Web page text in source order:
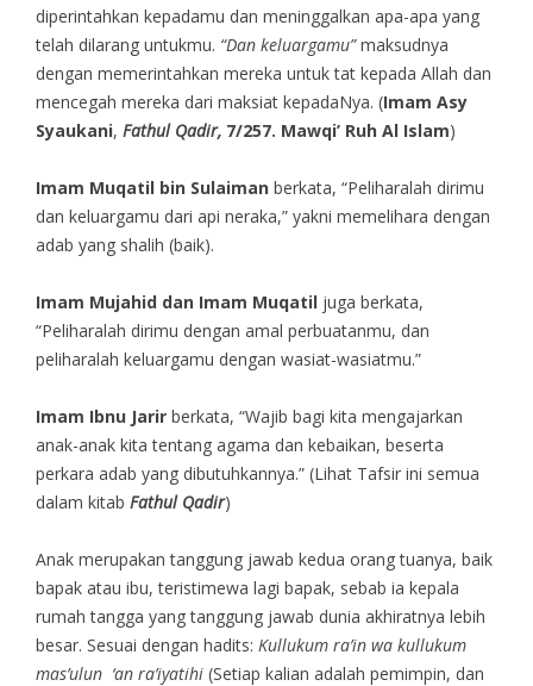
diperintahkan kepadamu dan meninggalkan apa-apa yang
telah dilarang untukmu. “Dan keluargamu”maksudnya
dengan memerintahkan mereka untuk tat kepada Allah dan
mencegah mereka dari maksiat kepadaNya. (Imam Asy
Syaukani, Fathul Qadir,7/257. Mawqi’ Ruh Al Islam)
Imam Muqatil bin Sulaimanberkata, “Peliharalah dirimu
dan keluargamu dari api neraka,” yakni memelihara dengan
adab yang shalih (baik).
Imam Mujahid dan Imam Muqatiljuga berkata,
“Peliharalah dirimu dengan amal perbuatanmu, dan
peliharalah keluargamu dengan wasiat-wasiatmu.”
Imam Ibnu Jarirberkata, “Wajib bagi kita mengajarkan
anak-anak kita tentang agama dan kebaikan, beserta
perkara adab yang dibutuhkannya.” (Lihat Tafsir ini semua
dalam kitab Fathul Qadir)
Anak merupakan tanggung jawab kedua orang tuanya, baik
bapak atau ibu, teristimewa lagi bapak, sebab ia kepala
rumah tangga yang tanggung jawab dunia akhiratnya lebih
besar. Sesuai dengan hadits: Kullukum ra’in wa kullukum
mas’ulun ‘an ra’iyatihi(Setiap kalian adalah pemimpin, dan